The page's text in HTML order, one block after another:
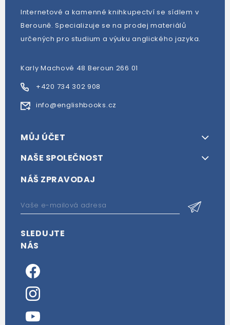
Internetové a kamenné knihkupectví se sídlem v
Berouně. Specializuje se na prodej materiálů
určených pro studium a výuku anglického jazyka.
Karly Machové 48 Beroun 266 01
+420 734 302 908
info@englishbooks.cz
MŮJ ÚČET
NAŠE SPOLEČNOST
NÁŠ ZPRAVODAJ
SLEDUJTE
NÁS